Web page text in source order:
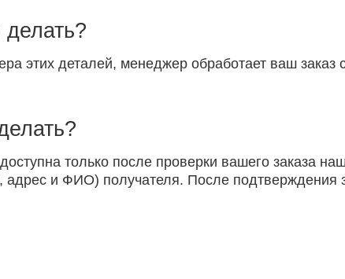
этих деталей, менеджер обработает ваш заказ
только после проверки вашего заказа
и ФИО) получателя. После подтверждения